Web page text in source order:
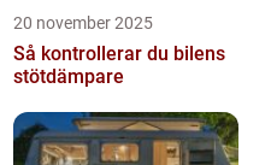
20 november 2025
Så kontrollerar du bilens
stötdämpare